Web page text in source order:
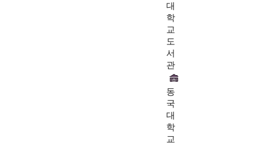
대
학
교
도
서
관
동
국
대
학
교